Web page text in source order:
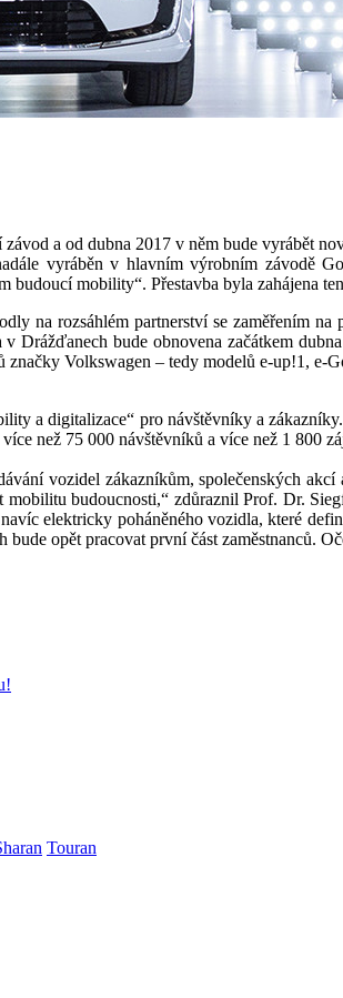
a od dubna 2017 v něm bude vyrábět
vyráběn v hlavním výrobním závodě
mobility“. Přestavba byla zahájena
na rozsáhlém partnerství se zaměřením
bude obnovena začátkem
Volkswagen – tedy modelů e-up!1, e-
a digitalizace“ pro návštěvníky a
než 75 000 návštěvníků a více než 1 800
vozidel zákazníkům, společenských
budoucnosti,“ zdůraznil Prof. Dr.
elektricky poháněného vozidla, které
opět pracovat první část zaměstnanců.
Touran